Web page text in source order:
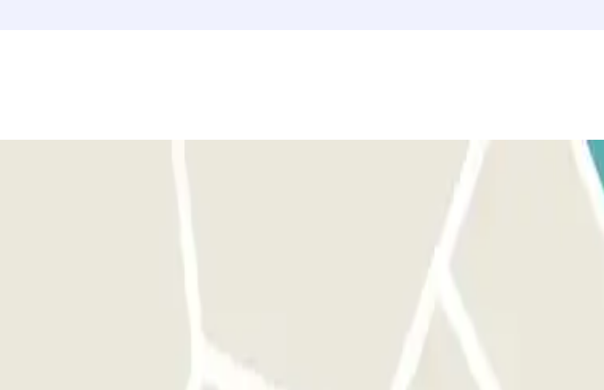
krijgt. De toegang tot deze parkeergarage verloopt via onze applicatie.
om de ingang te openen. Zorg ervoor dat u zich voor de juiste ingang bevindt voordat u de knop
De procedure is dezelfde als voor de ingang. MARGIN: U kunt tot 1 uur voor uw reservering